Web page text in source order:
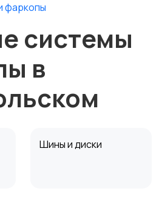
фаркопы
системы
в
Шины и диски